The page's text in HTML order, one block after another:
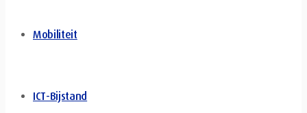
Mobiliteit
ICT-Bijstand